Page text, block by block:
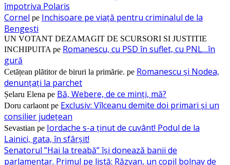
împotriva Polaris
Cornel pe Inchisoare pe viață pentru criminalul de la
Bengești
UN VOTANT DEZAMAGIT DE SCURSORI SI JUSTITIE
INCHIPUITA pe Romanescu, cu PSD în suflet, cu PNL…în
gură
Cetățean plătitor de biruri la primărie. pe Romanescu și Nodea,
denunțați la parchet
Șelaru Elena pe Bă, Webere, de ce minți, mă?
Doru carlaont pe Exclusiv: Vîlceanu demite doi primari și un
consilier județean
Sevastian pe Iordache s-a ținut de cuvânt! Podul de la
Lainici, gata, în sfârșit!
Senatorul ”Hai la treabă” își donează banii de
parlamentar. Primul pe listă: Răzvan, un copil bolnav de